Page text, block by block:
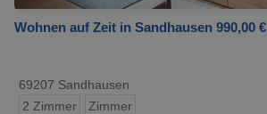
Wohnen auf Zeit in Sandhausen 990,00 €
69207 Sandhausen
2 Zimmer
Zimmer